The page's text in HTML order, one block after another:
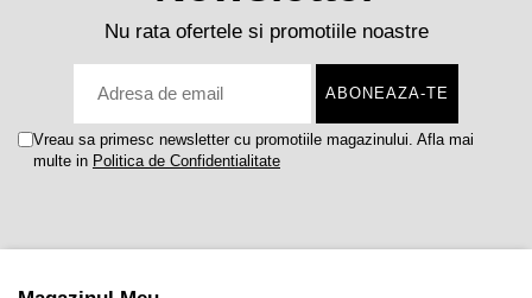
Nu rata ofertele si promotiile noastre
Vreau sa primesc newsletter cu promotiile magazinului. Afla mai
multe in Politica de Confidentialitate